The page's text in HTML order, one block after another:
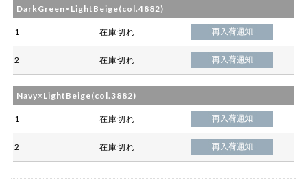
DarkGreen×LightBeige(col.4882)
1 在庫切れ
2 在庫切れ
Navy×LightBeige(col.3882)
1 在庫切れ
2 在庫切れ